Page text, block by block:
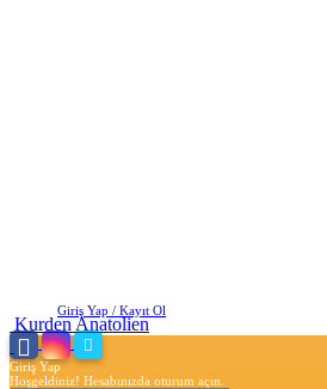
Giriş Yap / Kayıt Ol
Giriş Yap
Hoşgeldiniz! Hesabınızda oturum açın.
Kurden Anatolien